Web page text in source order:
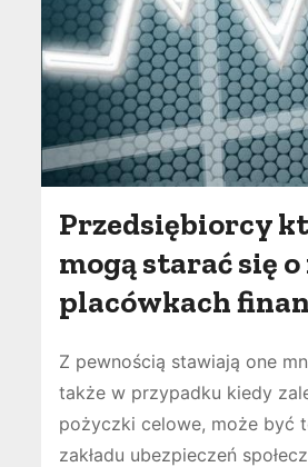
Przedsiębiorcy
mogą starać się
placówkach
Z pewnością stawiają one
także w przypadku kiedy
pożyczki celowe, może być
zakładu ubezpieczeń